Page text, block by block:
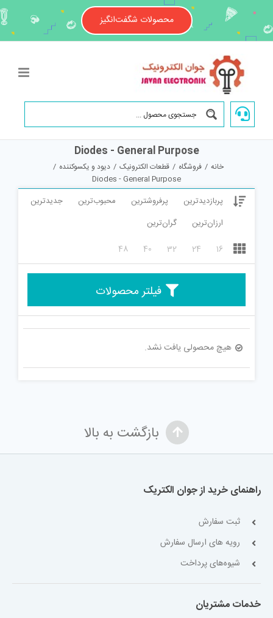
content
محصولات شگفت‌انگیز
Diodes - General Purpose
خانه / فروشگاه / قطعات الکترونیک / دیود و یکسوکننده /
Diodes - General Purpose
پربازدیدترین پرفروشترین محبوب‌ترین
جدیدترین
ارزان‌ترین
گران‌ترین
16
24
32
40
48
فیلتر محصولات
هیچ محصولی یافت نشد.
بازگشت به بالا
راهنمای خرید از جوان الکتریک
ثبت سفارش
رویه های ارسال سفارش
شیوه‌های پرداخت
خدمات مشتریان